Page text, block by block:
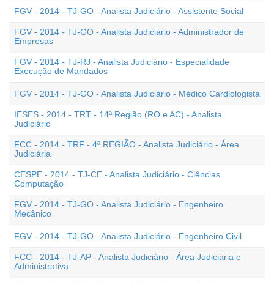
FGV - 2014 - TJ-GO - Analista Judiciário - Assistente Social
FGV - 2014 - TJ-GO - Analista Judiciário - Administrador de
Empresas
FGV - 2014 - TJ-RJ - Analista Judiciário - Especialidade
Execução de Mandados
FGV - 2014 - TJ-GO - Analista Judiciário - Médico Cardiologista
IESES - 2014 - TRT - 14ª Região (RO e AC) - Analista
Judiciário
FCC - 2014 - TRF - 4ª REGIÃO - Analista Judiciário - Área
Judiciária
CESPE - 2014 - TJ-CE - Analista Judiciário - Ciências
Computação
FGV - 2014 - TJ-GO - Analista Judiciário - Engenheiro
Mecânico
FGV - 2014 - TJ-GO - Analista Judiciário - Engenheiro Civil
FCC - 2014 - TJ-AP - Analista Judiciário - Área Judiciária e
Administrativa